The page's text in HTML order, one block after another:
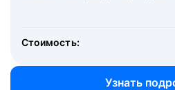
Стоимость:
Узнать